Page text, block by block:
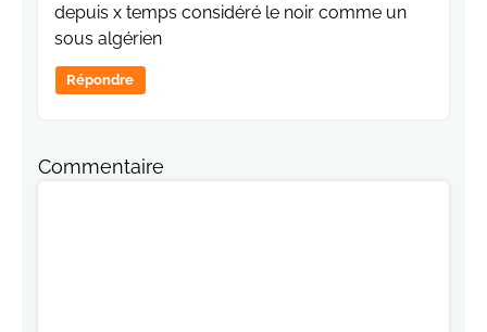
depuis x temps considéré le noir comme un
sous algérien
Répondre
Commentaire